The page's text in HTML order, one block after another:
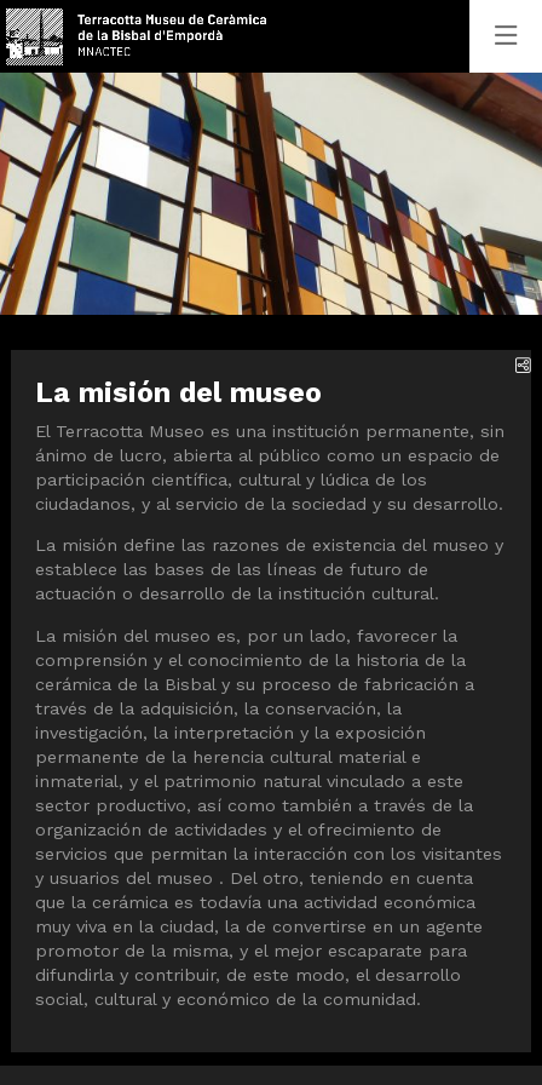
Éste es un carrusel automático. Usa las flechas del teclado o
Diapositiva 1
Diapositiva 1
La misión del museo
El Terracotta Museo es una institución permanente, sin
ánimo de lucro, abierta al público como un espacio de
participación científica, cultural y lúdica de los
ciudadanos, y al servicio de la sociedad y su desarrollo.
La misión define las razones de existencia del museo y
establece las bases de las líneas de futuro de
actuación o desarrollo de la institución cultural.
La misión del museo es, por un lado, favorecer la
comprensión y el conocimiento de la historia de la
cerámica de la Bisbal y su proceso de fabricación a
través de la adquisición, la conservación, la
investigación, la interpretación y la exposición
permanente de la herencia cultural material e
inmaterial, y el patrimonio natural vinculado a este
sector productivo, así como también a través de la
organización de actividades y el ofrecimiento de
servicios que permitan la interacción con los visitantes
y usuarios del museo . Del otro, teniendo en cuenta
que la cerámica es todavía una actividad económica
muy viva en la ciudad, la de convertirse en un agente
promotor de la misma, y el mejor escaparate para
difundirla y contribuir, de este modo, el desarrollo
social, cultural y económico de la comunidad.